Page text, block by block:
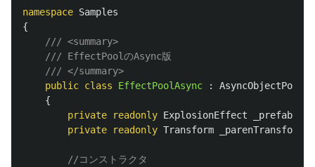
namespace Samples
{
/// <summary>
/// EffectPoolのAsync版
/// </summary>
public class EffectPoolAsync : AsyncObjectPool
{
private
readonly ExplosionEffect _prefab
private
readonly Transform _parenTransform
//コンストラクタ